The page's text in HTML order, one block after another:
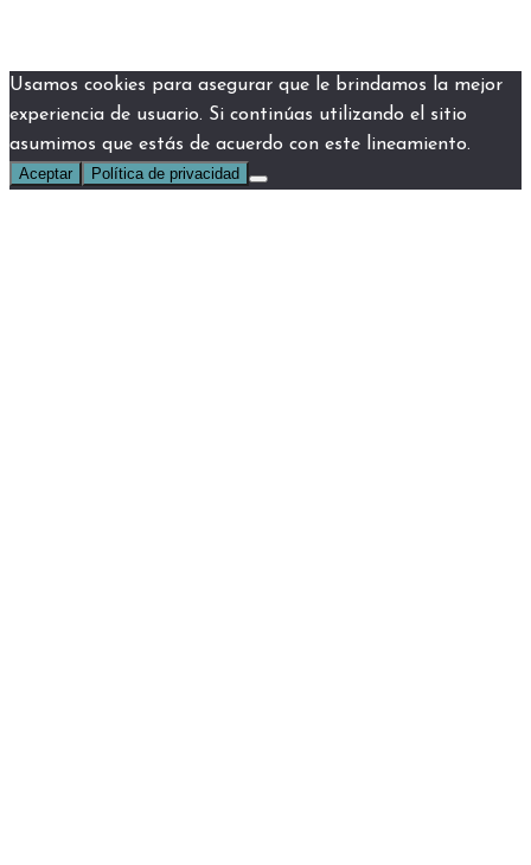
Usamos cookies para asegurar que le brindamos la mejor
experiencia de usuario. Si continúas utilizando el sitio
asumimos que estás de acuerdo con este lineamiento.
Aceptar Política de privacidad